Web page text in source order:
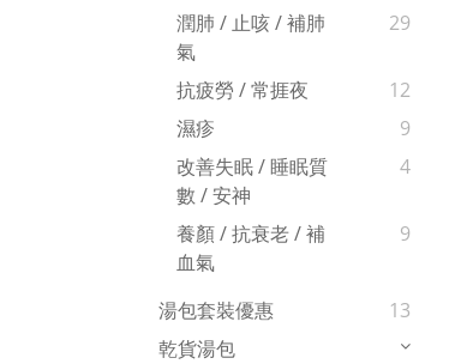
潤肺 / 止咳 / 補肺
氣
29
抗疲勞 / 常捱夜
12
濕疹
9
改善失眠 / 睡眠質
數 / 安神
4
養顏 / 抗衰老 / 補
血氣
9
湯包套裝優惠
13
乾貨湯包